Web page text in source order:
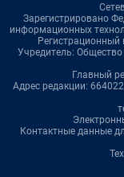
Зарегистрировано
информационных
Учредитель:
Главный
Адрес редакции:
Контактные данные